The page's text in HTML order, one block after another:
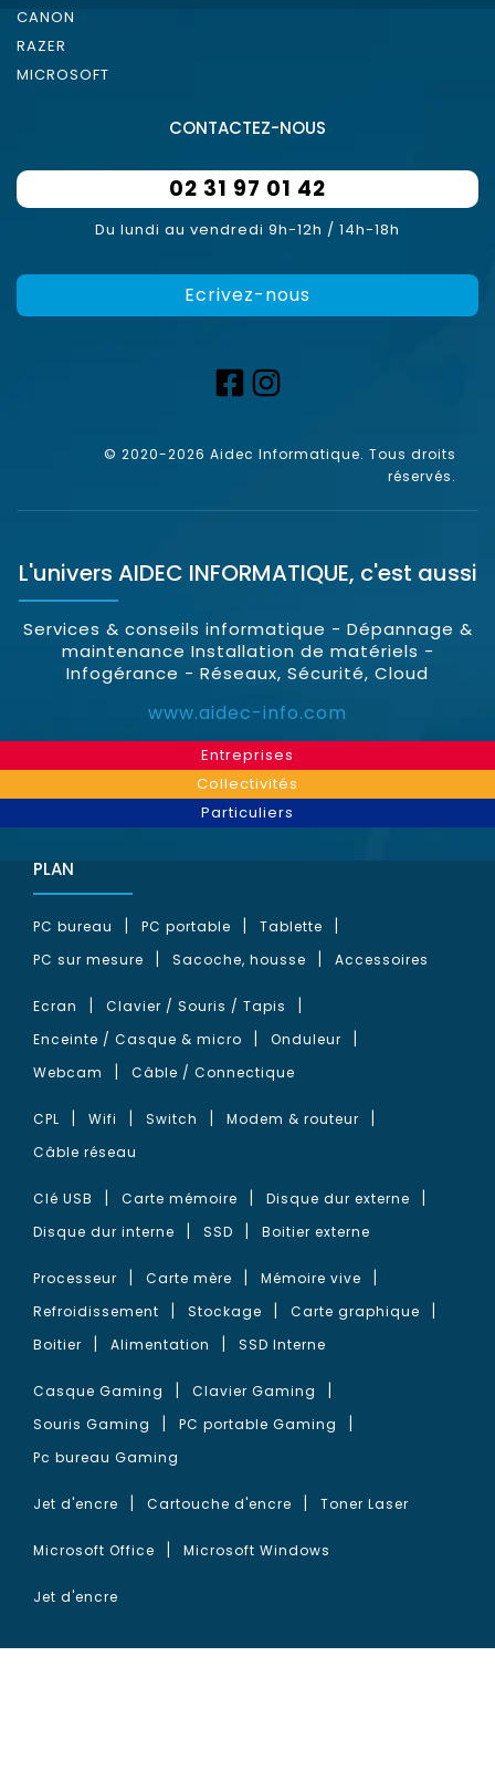
CANON
RAZER
MICROSOFT
CONTACTEZ-NOUS
02 31 97 01 42
Du lundi au vendredi 9h-12h / 14h-18h
Ecrivez-nous
© 2020-2026 Aidec Informatique. Tous droits
réservés.
L'univers AIDEC INFORMATIQUE, c'est aussi
Services & conseils informatique - Dépannage &
maintenance Installation de matériels -
Infogérance - Réseaux, Sécurité, Cloud
www.aidec-info.com
Entreprises
Collectivités
Particuliers
PLAN
PC bureau PC portable
Tablette
PC sur mesure
Sacoche, housse Accessoires
Ecran
Clavier / Souris / Tapis
Enceinte / Casque & micro
Onduleur
Webcam
Câble / Connectique
CPL Wifi Switch
Modem & routeur
Câble réseau
Clé USB Carte mémoire
Disque dur externe
Disque dur interne
SSD Boitier externe
Processeur Carte mère
Mémoire vive
Refroidissement
Stockage
Carte graphique
Boitier
Alimentation SSD Interne
Casque Gaming
Clavier Gaming
Souris Gaming
PC portable Gaming
Pc bureau Gaming
Jet d'encre Cartouche d'encre Toner Laser
Microsoft Office Microsoft Windows
Jet d'encre